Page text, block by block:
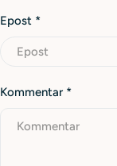
Epost *
Kommentar *